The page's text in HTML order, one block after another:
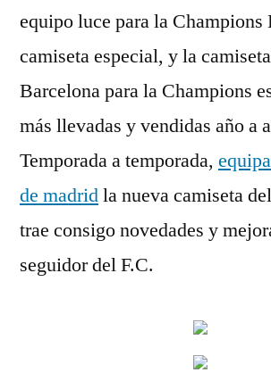
equipo luce para la Champions
camiseta especial, y la
Barcelona para la Champions
más llevadas y vendidas año a
Temporada a temporada,
de madridla nueva camiseta
trae consigo novedades y
seguidor del F.C.